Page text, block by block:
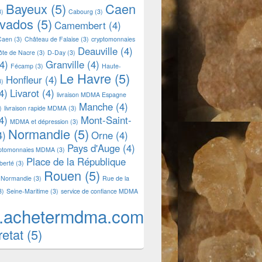
Bayeux (5) Cabourg (3) Caen
(5) Camembert (4)
(3) Château de Falaise (3) cryptomonnaies
de Nacre(3) D-Day (3) Deauville (4)
Fécamp (3) Granville (4) Haute-
Honfleur (4) Le Havre (5)
Livarot (4) livraison MDMA Espagne
livraison rapide MDMA (3) Manche (4)
MDMA et dépression (3) Mont-Saint-
Normandie (5) Orne (4)
MDMA (3) Pays d'Auge (4)
(3) Place de la République
(3) Rouen (5) Rue de la
Seine-Maritime (3) service de confiance MDMA
(5)